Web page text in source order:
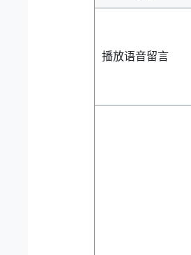
播放语音留言